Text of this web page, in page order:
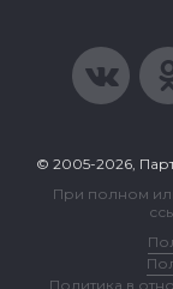
© 2005-2026,
При полном
Политика в